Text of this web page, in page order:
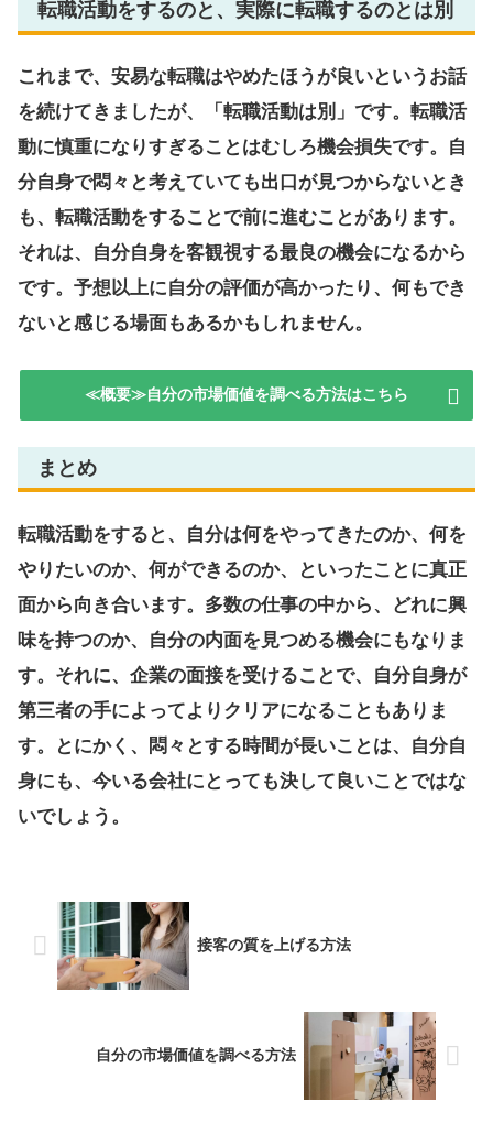
転職活動をするのと、実際に転職するのとは別
これまで、安易な転職はやめたほうが良いというお話
を続けてきましたが、「転職活動は別」です。転職活
動に慎重になりすぎることはむしろ機会損失です。自
分自身で悶々と考えていても出口が見つからないとき
も、転職活動をすることで前に進むことがあります。
それは、自分自身を客観視する最良の機会になるから
です。予想以上に自分の評価が高かったり、何もでき
ないと感じる場面もあるかもしれません。
≪概要≫自分の市場価値を調べる方法はこちら
まとめ
転職活動をすると、自分は何をやってきたのか、何を
やりたいのか、何ができるのか、といったことに真正
面から向き合います。多数の仕事の中から、どれに興
味を持つのか、自分の内面を見つめる機会にもなりま
す。それに、企業の面接を受けることで、自分自身が
第三者の手によってよりクリアになることもありま
す。とにかく、悶々とする時間が長いことは、自分自
身にも、今いる会社にとっても決して良いことではな
いでしょう。
接客の質を上げる方法
自分の市場価値を調べる方法